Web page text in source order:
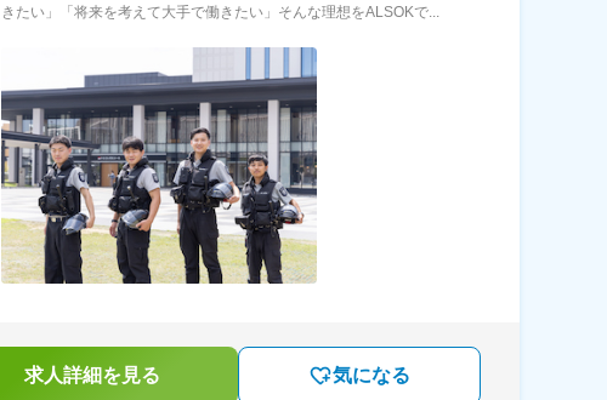
きたい」「将来を考えて大手で働きたい」そんな理想をALSOKで...
求人詳細を見る 気になる